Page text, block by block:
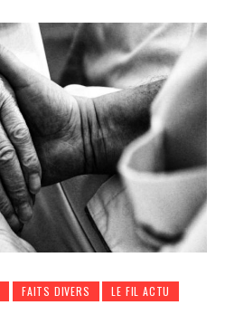
FAITS DIVERS
LE FIL ACTU